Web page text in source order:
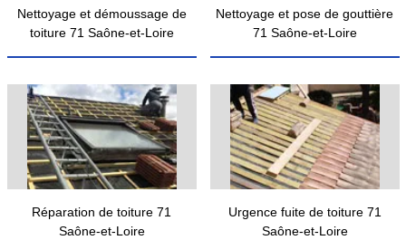
Nettoyage et démoussage de
toiture 71 Saône-et-Loire
Nettoyage et pose de gouttière
71 Saône-et-Loire
Réparation de toiture 71
Saône-et-Loire
Urgence fuite de toiture 71
Saône-et-Loire